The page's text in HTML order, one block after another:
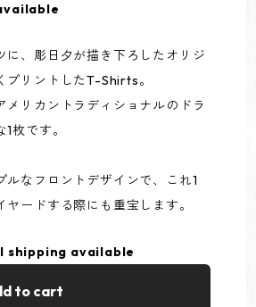
に、彫日夕が描き下ろしたオリジ
プリントしたT-Shirts。
メリカントラディショナルのドラ
枚です。
なフロントデザインで、これ1
ードする際にも重宝します。
shipping available
to cart